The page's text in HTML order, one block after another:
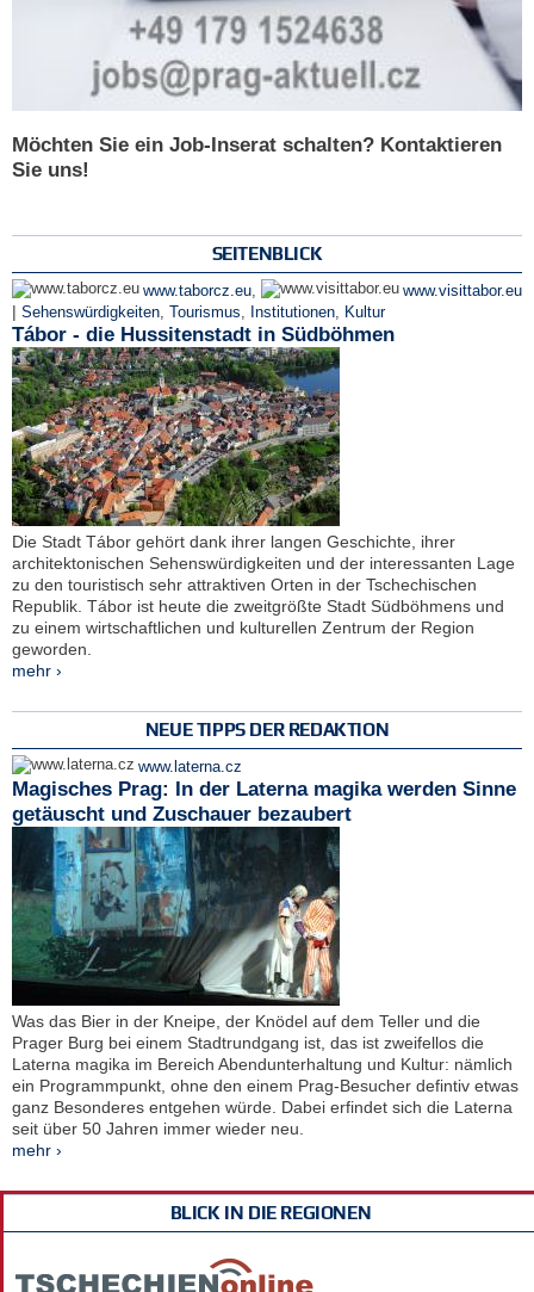
Möchten Sie ein Job-Inserat schalten? Kontaktieren
Sie uns!
SEITENBLICK
www.taborcz.eu, www.visittabor.eu
| Sehenswürdigkeiten, Tourismus, Institutionen, Kultur
Tábor - die Hussitenstadt in Südböhmen
Die Stadt Tábor gehört dank ihrer langen Geschichte, ihrer
architektonischen Sehenswürdigkeiten und der interessanten Lage
zu den touristisch sehr attraktiven Orten in der Tschechischen
Republik. Tábor ist heute die zweitgrößte Stadt Südböhmens und
zu einem wirtschaftlichen und kulturellen Zentrum der Region
geworden.
mehr ›
NEUE TIPPS DER REDAKTION
www.laterna.cz
Magisches Prag: In der Laterna magika werden Sinne
getäuscht und Zuschauer bezaubert
Was das Bier in der Kneipe, der Knödel auf dem Teller und die
Prager Burg bei einem Stadtrundgang ist, das ist zweifellos die
Laterna magika im Bereich Abendunterhaltung und Kultur: nämlich
ein Programmpunkt, ohne den einem Prag-Besucher defintiv etwas
ganz Besonderes entgehen würde. Dabei erfindet sich die Laterna
seit über 50 Jahren immer wieder neu.
mehr ›
BLICK IN DIE REGIONEN